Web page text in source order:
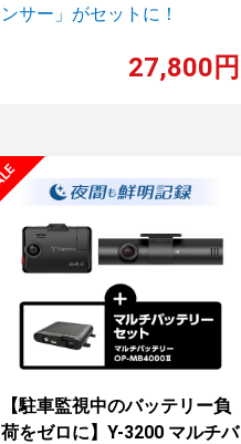
ンサー」がセットに！
27,800円
【駐車監視中のバッテリー負
荷をゼロに】Y-3200 マルチバ